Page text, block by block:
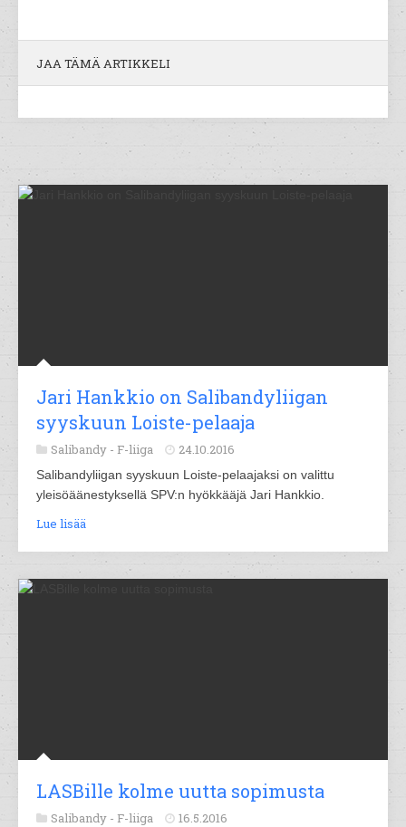
JAA TÄMÄ ARTIKKELI
Jari Hankkio on Salibandyliigan
syyskuun Loiste-pelaaja
Salibandy - F-liiga 24.10.2016
Salibandyliigan syyskuun Loiste-pelaajaksi on valittu
yleisöäänestyksellä SPV:n hyökkääjä Jari Hankkio.
Lue lisää
LASBille kolme uutta sopimusta
Salibandy - F-liiga 16.5.2016